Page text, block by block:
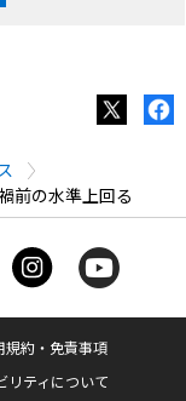
前の水準上回る
規約・免責事項
リティについて